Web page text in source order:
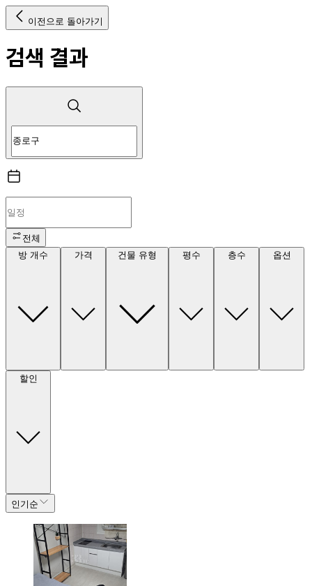
이전으로 돌아가기
검색 결과
전체
방 개수
가격 건물 유형 평수 층수 옵션
할인
인기순